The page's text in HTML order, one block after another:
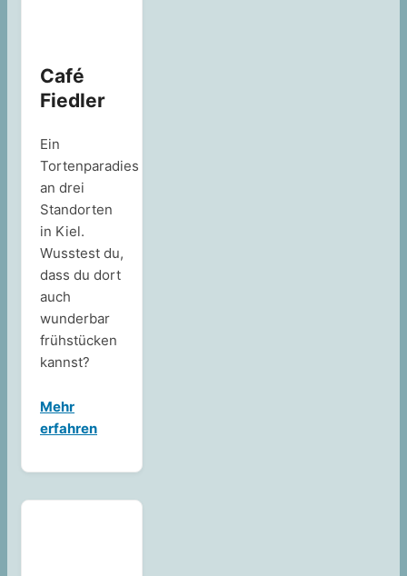
Café
Fiedler
Ein
Tortenparadies
an drei
Standorten
in Kiel.
Wusstest du,
dass du dort
auch
wunderbar
frühstücken
kannst?
Mehr
erfahren